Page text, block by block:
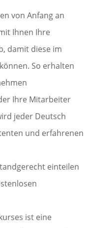
von Anfang an
Ihnen Ihre
damit diese im
So erhalten
Ihre Mitarbeiter
jeder Deutsch
und erfahrenen
einteilen
ist eine